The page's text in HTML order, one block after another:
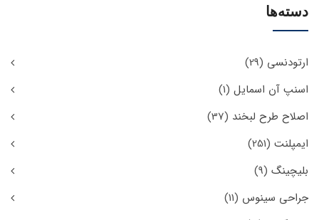
دسته‌ها
ارتودنسی (29)
اسنپ آن اسمایل (1)
اصلاح طرح لبخند (37)
ایمپلنت (251)
بلیچینگ (9)
جراحی سینوس (11)